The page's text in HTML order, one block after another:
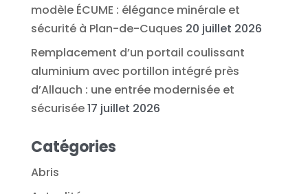
modèle ÉCUME : élégance minérale et
sécurité à Plan-de-Cuques 20 juillet 2026
Remplacement d’un portail coulissant
aluminium avec portillon intégré près
d’Allauch : une entrée modernisée et
sécurisée17 juillet 2026
Catégories
Abris